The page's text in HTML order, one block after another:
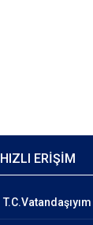
HIZLI ERİŞİM
T.C.Vatandaşıyım